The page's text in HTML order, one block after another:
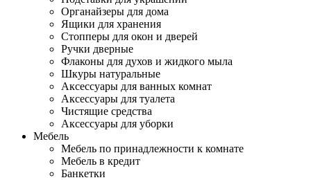
Органайзеры для дома
Ящики для хранения
Стопперы для окон и дверей
Ручки дверные
Флаконы для духов и жидкого мыла
Шкуры натуральные
Аксессуары для ванных комнат
Аксессуары для туалета
Чистящие средства
Аксессуары для уборки
Мебель
Мебель по принадлежности к комнате
Мебель в кредит
Банкетки